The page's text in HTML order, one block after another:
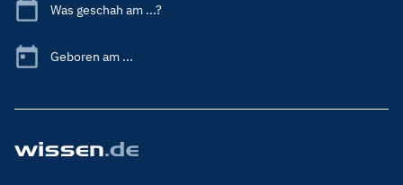
Was geschah am ...?
Geboren am ...